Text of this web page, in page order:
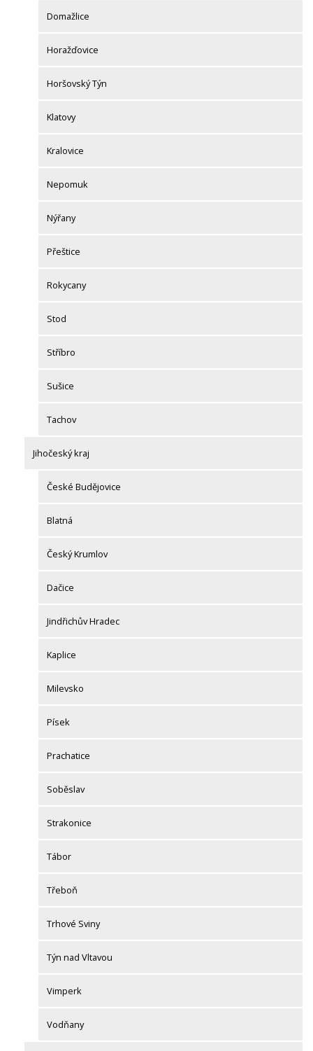
Domažlice
Horažďovice
Horšovský Týn
Klatovy
Kralovice
Nepomuk
Nýřany
Přeštice
Rokycany
Stod
Stříbro
Sušice
Tachov
Jihočeský kraj
České Budějovice
Blatná
Český Krumlov
Dačice
Jindřichův Hradec
Kaplice
Milevsko
Písek
Prachatice
Soběslav
Strakonice
Tábor
Třeboň
Trhové Sviny
Týn nad Vltavou
Vimperk
Vodňany